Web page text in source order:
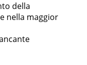
della
nella maggior